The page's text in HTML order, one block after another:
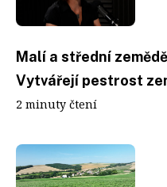
Malí a střední
Vytvářejí pestrost
2 minuty čtení